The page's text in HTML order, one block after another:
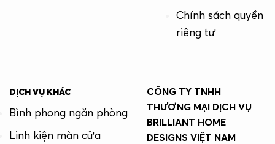
Chính sách quyền
riêng tư
DỊCH VỤ KHÁC
Bình phong ngăn phòng
Linh kiện màn cửa
CÔNG TY TNHH
THƯƠNG MẠI DỊCH VỤ
BRILLIANT HOME
DESIGNS VIỆT NAM